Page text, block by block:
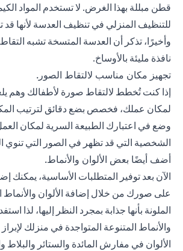
قطن مبللة بهذا الغرض. لا تستخدم المواد
للتنظيف المنزلي في تنظيف العدسة لأنها قد
وأخيرًا، تذكر أن العدسة المتسخة تشبه
نافذة مليئة بالأوساخ.
تجهيز مكان مناسب لالتقاط الصور.
إذا كنت تُخطط لالتقاط صورة لأطفالك وهم
لمكان عملك، فخصص بضع دقائق لترتيب
وضع في اعتبارك الطبيعة السرية لمكان
الشخصية التي قد تظهر في الصور التي تنوي
أضف أيضًا بعض الألوان والأنماط.
الآن بعد توفير المتطلبات الأساسية، يمكنك
على صورك من خلال إضافة الألوان والأنماط
الملونة بأنها جذابة بمجرد النظر إليها، لذا
والأنماط المتنوعة المتواجدة في منزلك
الألوان في مفارش المائدة والستائر والبلاط